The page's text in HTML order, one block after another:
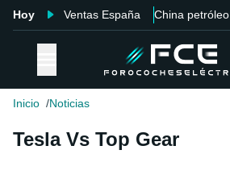
Hoy Ventas España China petróleo
Inicio Noticias
Tesla Vs Top Gear